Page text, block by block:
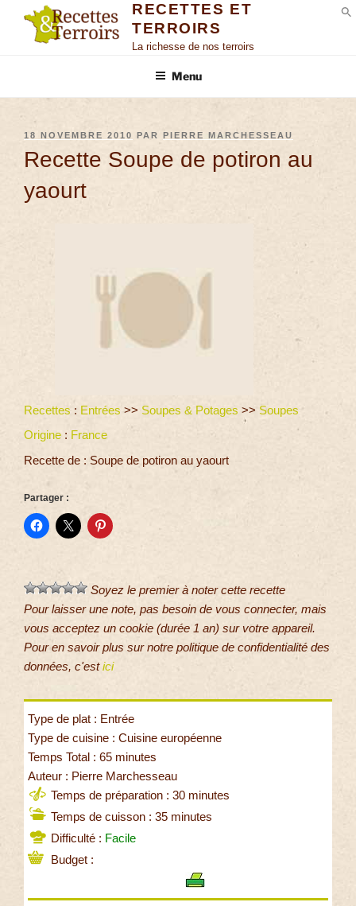
RECETTES ET
TERROIRS
La richesse de nos terroirs
Menu
18 NOVEMBRE 2010 PAR PIERRE MARCHESSEAU
Recette Soupe de potiron au
yaourt
Recettes : Entrées >> Soupes & Potages >> Soupes
Origine : France
Recette de : Soupe de potiron au yaourt
Partager :
Soyez le premier à noter cette recette
Pour laisser une note, pas besoin de vous connecter, mais
vous acceptez un cookie (durée 1 an) sur votre appareil.
Pour en savoir plus sur notre politique de confidentialité des
données, c'estici
Type de plat : Entrée
Type de cuisine : Cuisine européenne
Temps Total : 65 minutes
Auteur : Pierre Marchesseau
Temps de préparation : 30 minutes
Temps de cuisson : 35 minutes
Difficulté : Facile
Budget :